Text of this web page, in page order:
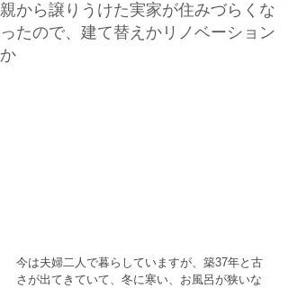
親から譲りうけた実家が住みづらくな
ったので、建て替えかリノベーション
か
今は夫婦二人で暮らしていますが、築37年と古
さが出てきていて、冬に寒い、お風呂が狭いな